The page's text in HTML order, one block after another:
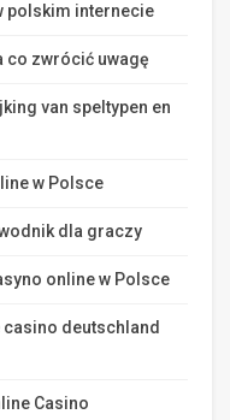
polskim internecie
co zwrócić uwagę
van speltypen en
w Polsce
dla graczy
online w Polsce
casino deutschland
Casino